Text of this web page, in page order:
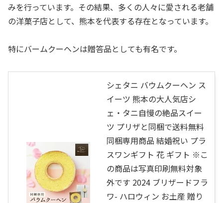
みを行っています。その結果、多くの人々に愛される老舗
の洋菓子店として、熊本を代表する存在となっています。
特にバームクーヘンは贈答品としても有名です。
シェタニ バウムクーヘン ス
イーツ 熊本の大人気店シ
ェ・タニ自慢の絶品スイー
ツ プリザと同梱で送料無料
同梱専用商品 結婚祝い プラ
スワンギフト 花 ギフト ※こ
の商品は写真印刷無料対象
外です 2024 ブリザードフラ
ワ- ハロウィン お土産 贈り